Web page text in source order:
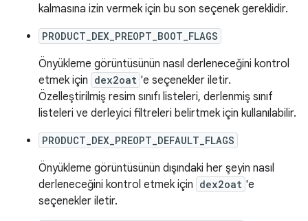
kalmasına izin vermek için bu son seçenek gereklidir.
PRODUCT_DEX_PREOPT_BOOT_FLAGS
Önyükleme görüntüsünün nasıl derleneceğini kontrol
etmek için dex2oat 'e seçenekler iletir.
Özelleştirilmiş resim sınıfı listeleri, derlenmiş sınıf
listeleri ve derleyici filtreleri belirtmek için kullanılabilir.
PRODUCT_DEX_PREOPT_DEFAULT_FLAGS
Önyükleme görüntüsünün dışındaki her şeyin nasıl
derleneceğini kontrol etmek için dex2oat 'e
seçenekler iletir.